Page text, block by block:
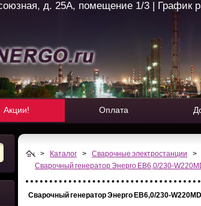
д. 25А, помещение 1/3 | График
Акции! Оплата
> Каталог > Сварочные электростанции >
Сварочный генератор Энерго EB6,0/230-
Сварочный генератор Энерго EB6,0/230-